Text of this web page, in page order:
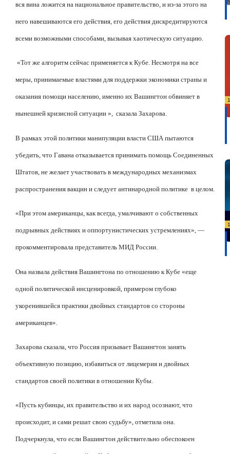
вся вина ложится на национальное правительство, и из-за этого на
него навешиваются его действия, его действия дискредитируются
всеми возможными способами, вызывая хаотическую ситуацию.
«Тот же алгоритм сейчас применяется к Кубе. Несмотря на все
меры, принимаемые властями для поддержки экономики страны и
оказания помощи населению, именно их Вашингтон обвиняет в
нынешней кризисной ситуации », сказала Захарова.
В рамках этой политики манипуляции власти США пытаются
убедить, что Гавана отказывается принимать помощь Соединенных
Штатов, не желает участвовать в международных механизмах
распространения вакцин и следует антинародной политике в целом.
«При этом американцы, как всегда, умалчивают о собственных
подрывных действиях и оппортунистических устремлениях», —
прокомментировала представитель МИД России.
Она назвала действия Вашингтона по отношению к Кубе «еще
одной политической инсценировкой, примером глубоко
укоренившейся практики двойных стандартов со стороны
американцев».
Захарова сказала, что Россия призывает Вашингтон занять
объективную позицию, избавиться от лицемерия и двойных
стандартов своей политики в отношении Кубы.
«Пусть кубинцы, их правительство и их народ осознают, что
происходит, и сами решат свою судьбу», отметила она.
Подчеркнула, что если Вашингтон действительно обеспокоен